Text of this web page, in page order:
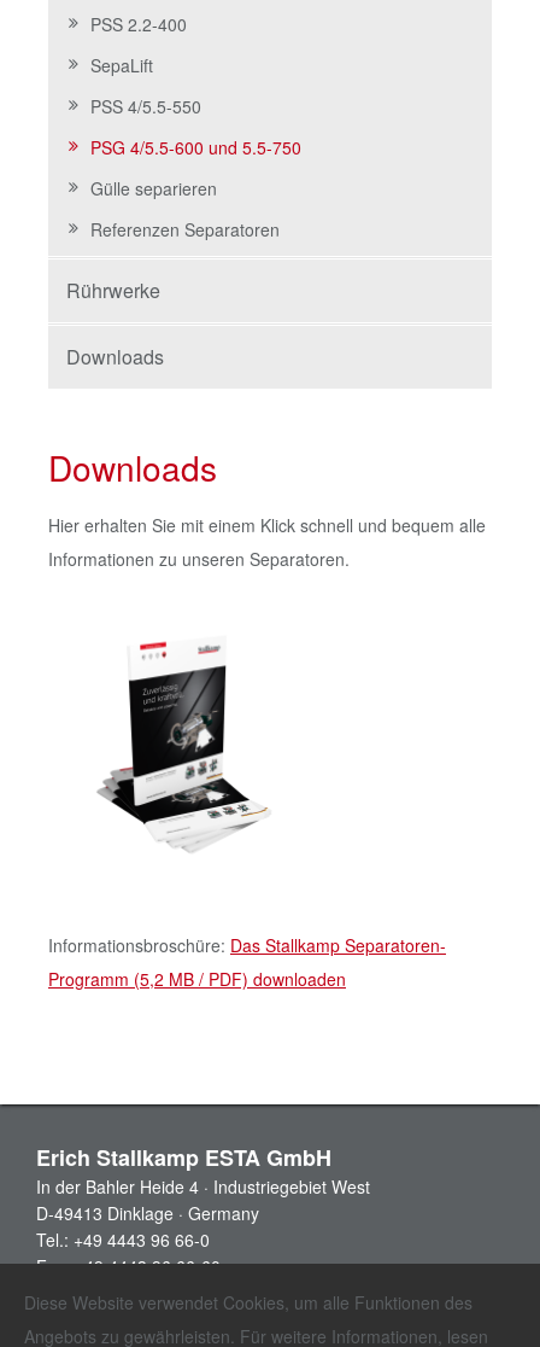
PSS 2.2-400
SepaLift
PSS 4/5.5-550
PSG 4/5.5-600 und 5.5-750
Gülle separieren
Referenzen Separatoren
Rührwerke
Downloads
Downloads
Hier erhalten Sie mit einem Klick schnell und bequem alle
Informationen zu unseren Separatoren.
Informationsbroschüre: Das Stallkamp Separatoren-
Programm (5,2 MB / PDF) downloaden
Erich Stallkamp ESTA GmbH
In der Bahler Heide 4 · Industriegebiet West
D-49413 Dinklage · Germany
Tel.: +49 4443 96 66-0
Fax: +49 4443 96 66-60
info@stallkamp.de
Diese Website verwendet Cookies, um alle Funktionen des
Angebots zu gewährleisten. Für weitere Informationen, lesen